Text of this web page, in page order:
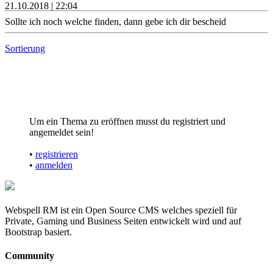
21.10.2018 | 22:04
Sollte ich noch welche finden, dann gebe ich dir bescheid
Sortierung
Um ein Thema zu eröffnen musst du registriert und
angemeldet sein!
• registrieren
• anmelden
Webspell RM ist ein Open Source CMS welches speziell für
Private, Gaming und Business Seiten entwickelt wird und auf
Bootstrap basiert.
Community